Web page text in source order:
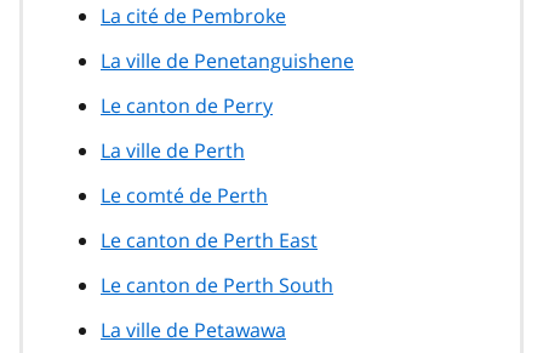
La cité de Pembroke
La ville de Penetanguishene
Le canton de Perry
La ville de Perth
Le comté de Perth
Le canton de Perth East
Le canton de Perth South
La ville de Petawawa